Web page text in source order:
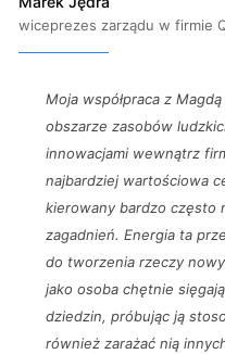
wiceprezes zarządu w firmie
Moja współpraca z
obszarze zasobów
innowacjami wewnątrz
najbardziej wartościowa
kierowany bardzo często
zagadnień. Energia ta
do tworzenia rzeczy
jako osoba chętnie
dziedzin, próbując ją
również zarażać nią